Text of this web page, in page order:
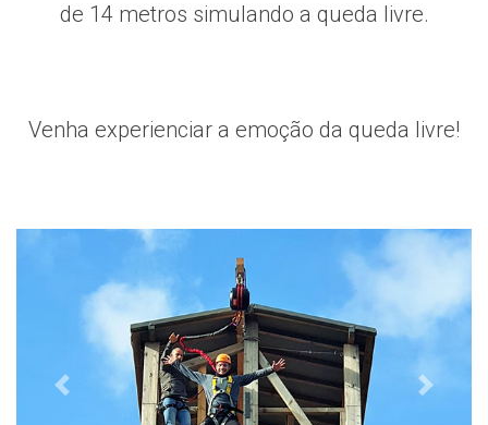
de 14 metros simulando a queda livre.
Venha experienciar a emoção da queda livre!